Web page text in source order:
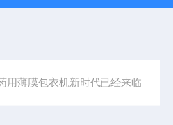
用薄膜包衣机新时代已经来临